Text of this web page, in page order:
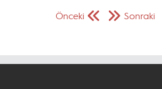
Önceki Sonraki